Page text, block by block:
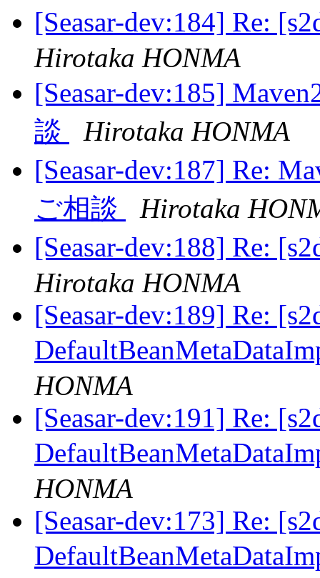
[Seasar-dev:184] Re:
Hirotaka HONMA
[Seasar-dev:185]
談
Hirotaka HONMA
[Seasar-dev:187] Re:
ご相談
Hirotaka
[Seasar-dev:188] Re:
Hirotaka HONMA
[Seasar-dev:189] Re:
HONMA
[Seasar-dev:191] Re:
HONMA
[Seasar-dev:173] Re: